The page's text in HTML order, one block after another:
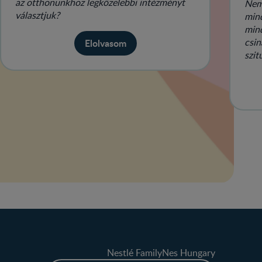
választjuk?
Elolvasom
Nestlé FamilyNes Hungary